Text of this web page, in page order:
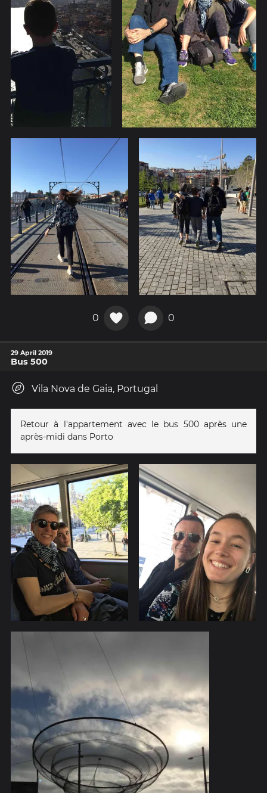
0 0
29 April 2019
Bus 500
Vila Nova de Gaia, Portugal
Retour à l'appartement avec le bus 500 après une
après-midi dans Porto